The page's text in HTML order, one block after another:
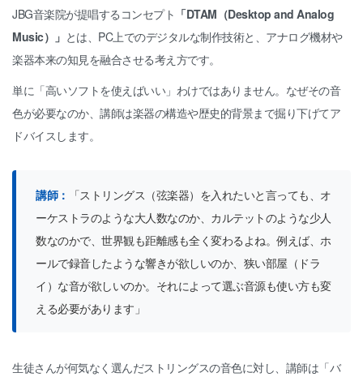
JBG音楽院が提唱するコンセプト 「DTAM（Desktop and Analog
Music）」 とは、PC上でのデジタルな制作技術と、アナログ機材や
楽器本来の知見を融合させる考え方です。
単に「高いソフトを使えばいい」わけではありません。なぜその音
色が必要なのか、講師は楽器の構造や歴史的背景まで掘り下げてア
ドバイスします。
講師：
「ストリングス（弦楽器）を入れたいと言っても、オ
ーケストラのような大人数なのか、カルテットのような少人
数なのかで、世界観も距離感も全く変わるよね。例えば、ホ
ールで録音したような響きが欲しいのか、狭い部屋（ドラ
イ）な音が欲しいのか。それによって選ぶ音源も使い方も変
える必要があります」
生徒さんが何気なく選んだストリングスの音色に対し、講師は「バ